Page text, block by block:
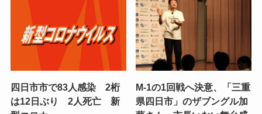
四日市市で83人感染 2桁
は12日ぶり 2人死亡 新
M-1の1回戦へ決意、「三重
県四日市」のザブングル加